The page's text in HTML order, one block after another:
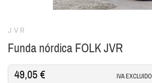
JVR
Funda nórdica FOLK JVR
49,05 € IVA EXCLUIDO